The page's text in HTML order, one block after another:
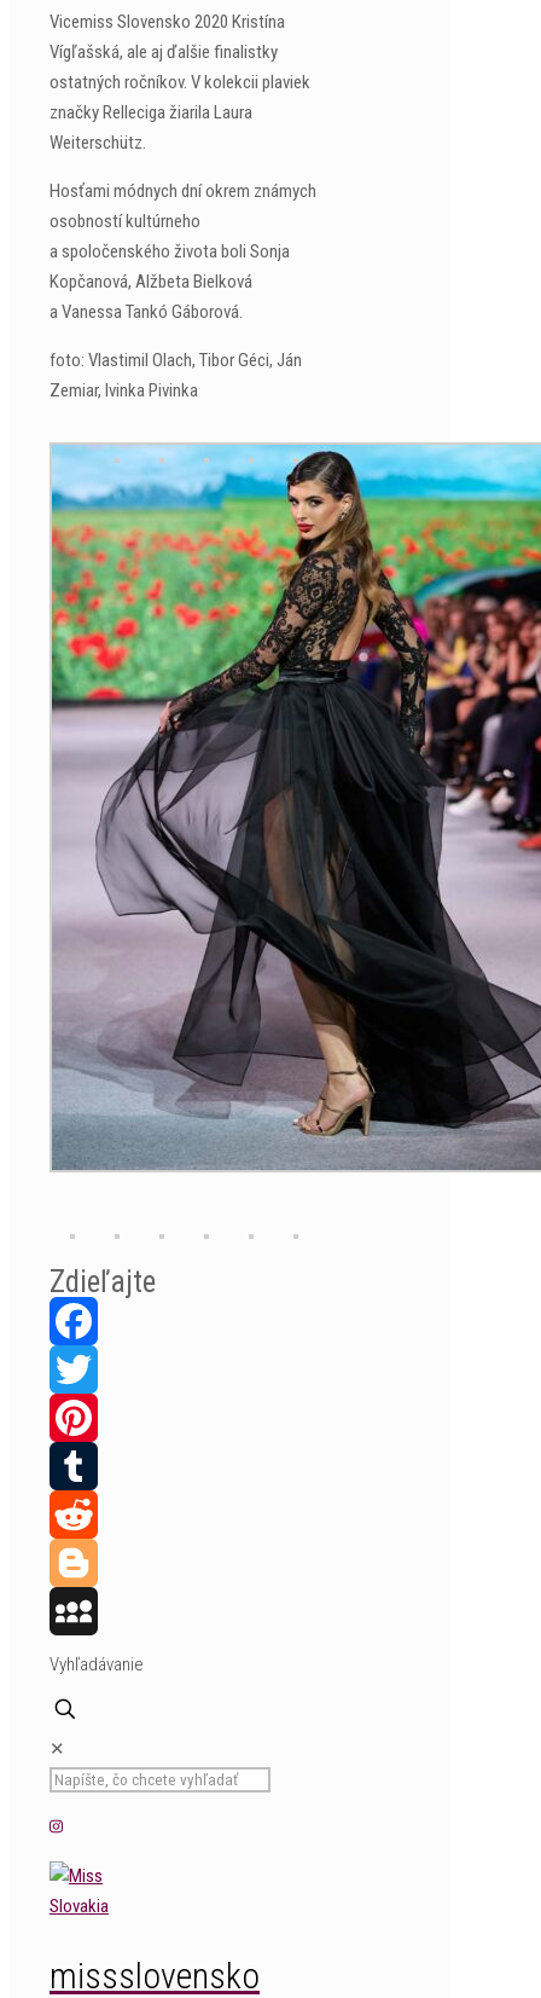
Vicemiss Slovensko 2020 Kristína
Vígľašská, ale aj ďalšie finalistky
ostatných ročníkov. V kolekcii plaviek
značky Relleciga žiarila Laura
Weiterschütz.
Hosťami módnych dní okrem známych
osobností kultúrneho
a spoločenského života boli Sonja
Kopčanová, Alžbeta Bielková
a Vanessa Tankó Gáborová.
foto: Vlastimil Olach, Tibor Géci, Ján
Zemiar, Ivinka Pivinka
Zdieľajte
Facebook
Twitter
Pinterest
Tumblr
Reddit
Blogger
MySpace
Vyhľadávanie
✕
missslovensko